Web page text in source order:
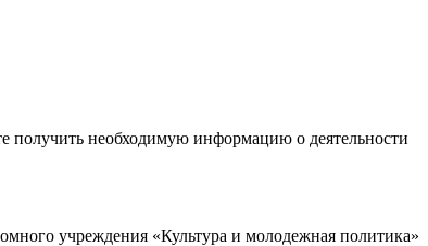
получить необходимую информацию о деятельности
учреждения «Культура и молодежная политика»